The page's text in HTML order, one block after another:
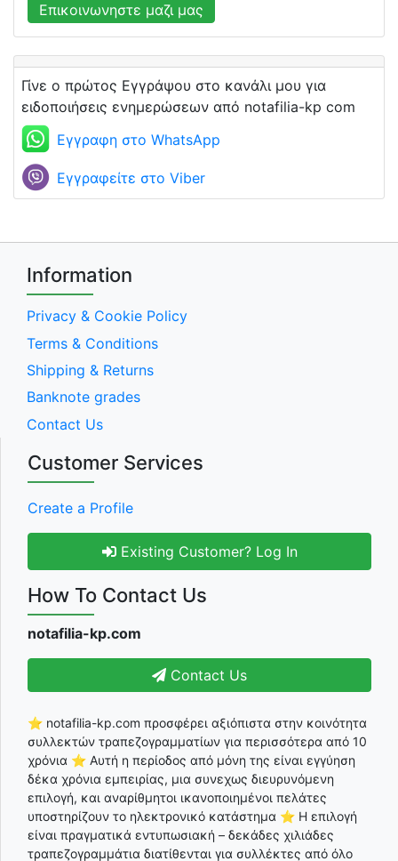
Επικοινωνηστε μαζι μας
Γίνε ο πρώτος Εγγράψου στο κανάλι μου για
ειδοποιήσεις ενημερώσεων από notafilia-kp com
Εγγραφη στο WhatsApp
Εγγραφείτε στο Viber
Information
Privacy & Cookie Policy
Terms & Conditions
Shipping & Returns
Banknote grades
Contact Us
Customer Services
Create a Profile
Existing Customer? Log In
How To Contact Us
notafilia-kp.com
Contact Us
⭐ notafilia-kp.com προσφέρει αξιόπιστα στην κοινότητα
συλλεκτών τραπεζογραμματίων για περισσότερα από 10
χρόνια ⭐ Αυτή η περίοδος από μόνη της είναι εγγύηση
δέκα χρόνια εμπειρίας, μια συνεχως διευρυνόμενη
επιλογή, και αναρίθμητοι ικανοποιημένοι πελάτες
υποστηρίζουν το ηλεκτρονικό κατάστημα ⭐ Η επιλογή
είναι πραγματικά εντυπωσιακή – δεκάδες χιλιάδες
τραπεζογραμμάτια διατίθενται για συλλέκτες από όλο